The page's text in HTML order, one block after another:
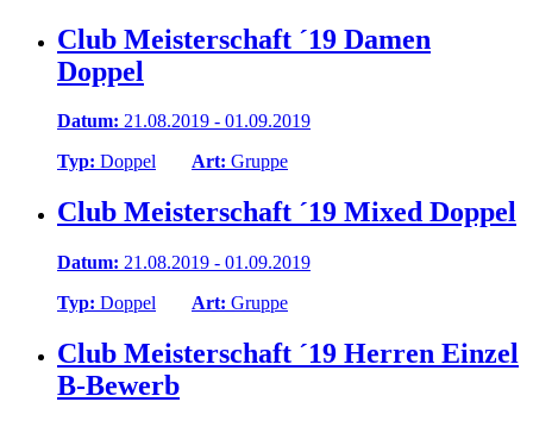
Club Meisterschaft ´19 Damen
Doppel
Datum: 21.08.2019 - 01.09.2019
Typ: Doppel Art: Gruppe
Club Meisterschaft ´19 Mixed Doppel
Datum: 21.08.2019 - 01.09.2019
Typ: Doppel Art: Gruppe
Club Meisterschaft ´19 Herren Einzel
B-Bewerb